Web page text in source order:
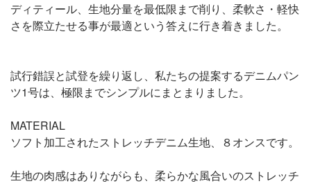
ディティール、生地分量を最低限まで削り、柔軟さ・軽快
さを際立たせる事が最適という答えに行き着きました。
試行錯誤と試登を繰り返し、私たちの提案するデニムパン
ツ1号は、極限までシンプルにまとまりました。
MATERIAL
ソフト加工されたストレッチデニム生地、８オンスです。
生地の肉感はありながらも、柔らかな風合いのストレッチ